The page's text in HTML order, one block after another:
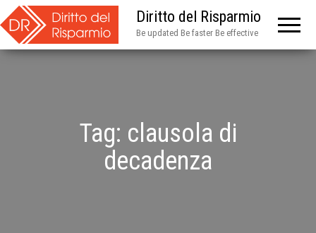
Diritto del Risparmio
Be updated Be faster Be effective
Tag: clausola di
decadenza